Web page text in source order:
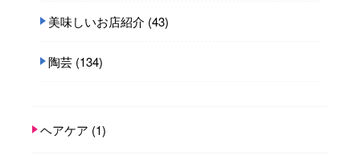
美味しいお店紹介 (43)
陶芸 (134)
ヘアケア (1)